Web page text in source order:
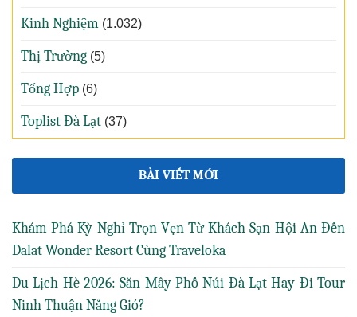
Kinh Nghiệm (1.032)
Thị Trường (5)
Tổng Hợp (6)
Toplist Đà Lạt (37)
BÀI VIẾT MỚI
Khám Phá Kỳ Nghỉ Trọn Vẹn Từ Khách Sạn Hội An Đến
Dalat Wonder Resort Cùng Traveloka
Du Lịch Hè 2026: Săn Mây Phố Núi Đà Lạt Hay Đi Tour
Ninh Thuận Nắng Gió?